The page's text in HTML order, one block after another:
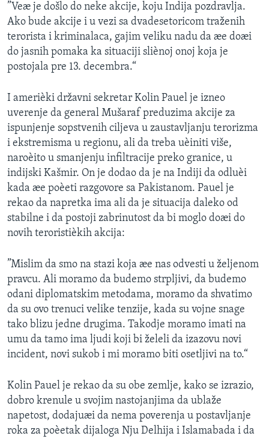
”Veæ je došlo do neke akcije, koju Indija pozdravlja.
Ako bude akcije i u vezi sa dvadesetoricom traženih
terorista i kriminalaca, gajim veliku nadu da æe doæi
do jasnih pomaka ka situaciji sliènoj onoj koja je
postojala pre 13. decembra.“
I amerièki državni sekretar Kolin Pauel je izneo
uverenje da general Mušaraf preduzima akcije za
ispunjenje sopstvenih ciljeva u zaustavljanju terorizma
i ekstremisma u regionu, ali da treba uèiniti više,
naroèito u smanjenju infiltracije preko granice, u
indijski Kašmir. On je dodao da je na Indiji da odluèi
kada æe poèeti razgovore sa Pakistanom. Pauel je
rekao da napretka ima ali da je situacija daleko od
stabilne i da postoji zabrinutost da bi moglo doæi do
novih teroristièkih akcija:
”Mislim da smo na stazi koja æe nas odvesti u željenom
pravcu. Ali moramo da budemo strpljivi, da budemo
odani diplomatskim metodama, moramo da shvatimo
da su ovo trenuci velike tenzije, kada su vojne snage
tako blizu jedne drugima. Takodje moramo imati na
umu da tamo ima ljudi koji bi želeli da izazovu novi
incident, novi sukob i mi moramo biti osetljivi na to.“
Kolin Pauel je rekao da su obe zemlje, kako se izrazio,
dobro krenule u svojim nastojanjima da ublaže
napetost, dodajuæi da nema poverenja u postavljanje
roka za poèetak dijaloga Nju Delhija i Islamabada i da